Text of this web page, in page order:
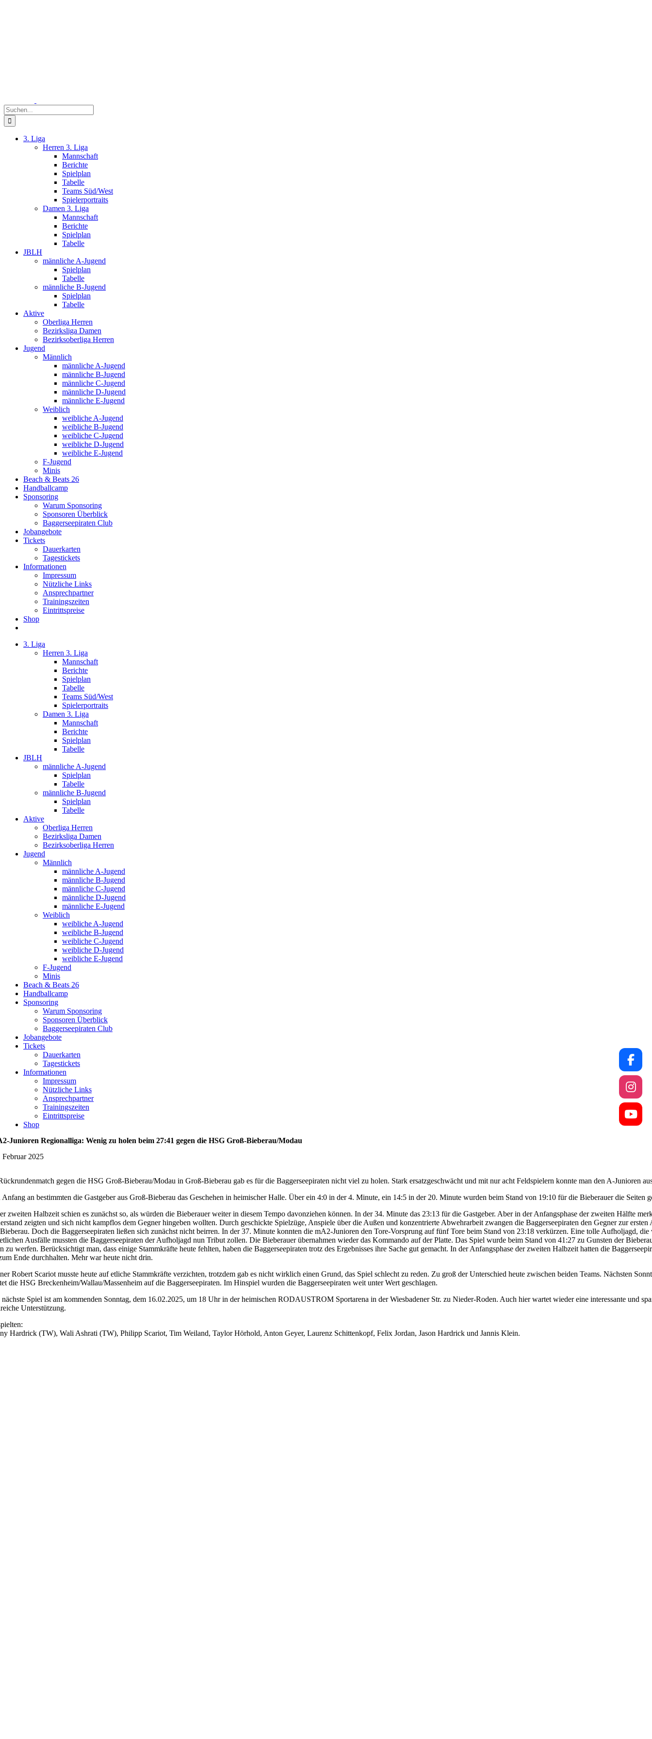
Suche
nach:
3. Liga
Herren 3. Liga
Mannschaft
Berichte
Spielplan
Tabelle
Teams Süd/West
Spielerportraits
Damen 3. Liga
Mannschaft
Berichte
Spielplan
Tabelle
JBLH
männliche A-Jugend
Spielplan
Tabelle
männliche B-Jugend
Spielplan
Tabelle
Aktive
Oberliga Herren
Bezirksliga Damen
Bezirksoberliga Herren
Jugend
Männlich
männliche A-Jugend
männliche B-Jugend
männliche C-Jugend
männliche D-Jugend
männliche E-Jugend
Weiblich
weibliche A-Jugend
weibliche B-Jugend
weibliche C-Jugend
weibliche D-Jugend
weibliche E-Jugend
F-Jugend
Minis
Beach & Beats 26
Handballcamp
Sponsoring
Warum Sponsoring
Sponsoren Überblick
Baggerseepiraten Club
Jobangebote
Tickets
Dauerkarten
Tagestickets
Informationen
Impressum
Nützliche Links
Ansprechpartner
Trainingszeiten
Eintrittspreise
Shop
3. Liga
Herren 3. Liga
Mannschaft
Berichte
Spielplan
Tabelle
Teams Süd/West
Spielerportraits
Damen 3. Liga
Mannschaft
Berichte
Spielplan
Tabelle
JBLH
männliche A-Jugend
Spielplan
Tabelle
männliche B-Jugend
Spielplan
Tabelle
Aktive
Oberliga Herren
Bezirksliga Damen
Bezirksoberliga Herren
Jugend
Männlich
männliche A-Jugend
männliche B-Jugend
männliche C-Jugend
männliche D-Jugend
männliche E-Jugend
Weiblich
weibliche A-Jugend
weibliche B-Jugend
weibliche C-Jugend
weibliche D-Jugend
weibliche E-Jugend
F-Jugend
Minis
Beach & Beats 26
Handballcamp
Sponsoring
Warum Sponsoring
Sponsoren Überblick
Baggerseepiraten Club
Jobangebote
Tickets
Dauerkarten
Tagestickets
Informationen
Impressum
Nützliche Links
Ansprechpartner
Trainingszeiten
Eintrittspreise
Shop
Junioren Regionalliga: Wenig zu holen beim 27:41 gegen die HSG Groß-Bieberau/Modau
Februar 2025
gegen die HSG Groß-Bieberau/Modau in Groß-Bieberau gab es für die Baggerseepiraten nicht viel zu holen. Stark ersatzgeschwächt und mit nur acht Feldspielern konnte man den A-Junioren
Anfang an bestimmten die Gastgeber aus Groß-Bieberau das Geschehen in heimischer Halle. Über ein 4:0 in der 4. Minute, ein 14:5 in der 20. Minute wurden beim Stand von 19:10 für die Bieberauer die Seiten
zweiten Halbzeit schien es zunächst so, als würden die Bieberauer weiter in diesem Tempo davonziehen können. In der 34. Minute das 23:13 für die Gastgeber. Aber in der Anfangsphase der zweiten Hälfte
zeigten und sich nicht kampflos dem Gegner hingeben wollten. Durch geschickte Spielzüge, Anspiele über die Außen und konzentrierte Abwehrarbeit zwangen die Baggerseepiraten den Gegner zur
Doch die Baggerseepiraten ließen sich zunächst nicht beirren. In der 37. Minute konnten die mA2-Junioren den Tore-Vorsprung auf fünf Tore beim Stand von 23:18 verkürzen. Eine tolle Aufholjagd,
Ausfälle mussten die Baggerseepiraten der Aufholjagd nun Tribut zollen. Die Bieberauer übernahmen wieder das Kommando auf der Platte. Das Spiel wurde beim Stand von 41:27 zu Gunsten der
zu werfen. Berücksichtigt man, dass einige Stammkräfte heute fehlten, haben die Baggerseepiraten trotz des Ergebnisses ihre Sache gut gemacht. In der Anfangsphase der zweiten Halbzeit hatten die
Ende durchhalten. Mehr war heute nicht drin.
Robert Scariot musste heute auf etliche Stammkräfte verzichten, trotzdem gab es nicht wirklich einen Grund, das Spiel schlecht zu reden. Zu groß der Unterschied heute zwischen beiden Teams. Nächsten
die HSG Breckenheim/Wallau/Massenheim auf die Baggerseepiraten. Im Hinspiel wurden die Baggerseepiraten weit unter Wert geschlagen.
nächste Spiel ist am kommenden Sonntag, dem 16.02.2025, um 18 Uhr in der heimischen RODAUSTROM Sportarena in der Wiesbadener Str. zu Nieder-Roden. Auch hier wartet wieder eine interessante und
Unterstützung.
Hardrick (TW), Wali Ashrati (TW), Philipp Scariot, Tim Weiland, Taylor Hörhold, Anton Geyer, Laurenz Schittenkopf, Felix Jordan, Jason Hardrick und Jannis Klein.